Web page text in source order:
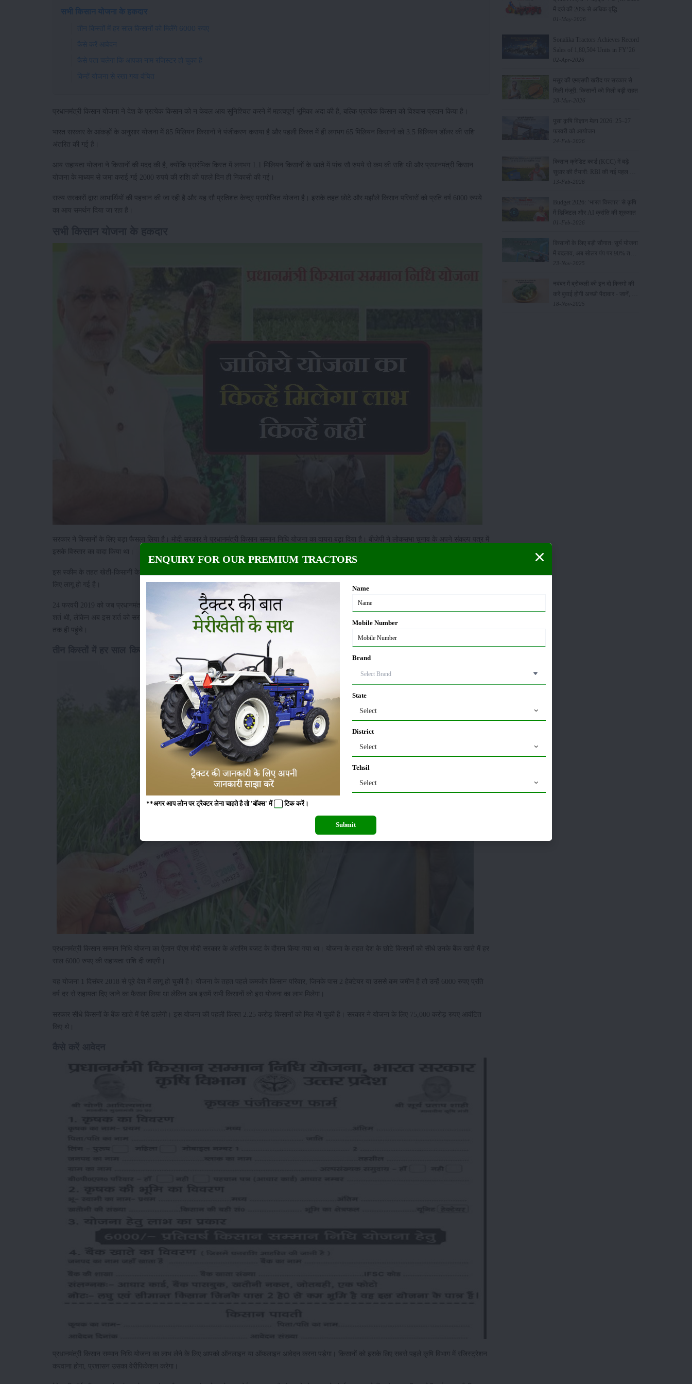
सभी किसान योजना के हकदार
तीन किस्तों में हर साल किसानों को मिलेंगे 6000 रुपए
कैसे करें आवेदन
कैसे पता चलेगा कि आपका नाम रजिस्टर हो चुका है
किन्हें योजना से रखा गया वंचित
प्रधानमंत्री किसान योजना ने देश के प्रत्येक किसान को न केवल आय सुनिश्चित करने में महत्वपूर्ण भूमिका अदा की है, बल्कि प्रत्येक किसान को विश्वास प्रदान किया है।
भारत सरकार के आंकड़ों के अनुसार योजना में 85 मिलियन किसानों ने पंजीकरण कराया है और पहली किस्त में ही लगभग 65 मिलियन किसानों को 3.5 बिलियन डॉलर की राशि
अंतरित की गई है।
आय सहायता योजना ने किसानों की मदद की है, क्योंकि प्रारंभिक किस्त में लगभग 1.1 मिलियन किसानों के खाते में पांच सौ रुपये से कम की राशि थी और प्रधानमंत्री किसान
योजना के माध्यम से जमा कराई गई 2000 रुपये की राशि की पहले दिन ही निकासी की गई।
राज्य सरकारों द्वारा लाभार्थियों की पहचान की जा रही है और यह सौ प्रतिशत केन्द्र प्रायोजित योजना है। इसके तहत छोटे और मझौले किसान परिवारों को प्रति वर्ष 6000 रुपये
का आय समर्थन दिया जा रहा है।
सरकार ने किसानों के लिए बड़ा फैसला लिया है। मोदी सरकार ने प्रधानमंत्री किसान सम्मान निधि योजना का दायरा बढ़ा दिया है। बीजेपी ने लोकसभा चुनाव के अपने संकल्प पत्र में
इसके विस्तार का वादा किया था।
इस स्कीम के तहत खेती-किसानी के लिए सालाना 6000 रुपए तीन किस्तों में मिल रहे हैं। प्रधानमंत्री किसान सम्मान निधि स्कीम अब देश के सभी 14.5 करोड़ किसान परिवारों के
लिए लागू हो गई है।
24 फरवरी 2019 को जब प्रधानमंत्री ने इसकी शुरुआत की थी तब सिर्फ यह सिर्फ 12 करोड़ किसानों के लिए ही थी, क्योंकि इस पर 2 हेक्टेयर यानी 5 एकड़ तक जमीन होने की
शर्त थी, लेकिन अब इस शर्त को सरकार ने हटा दिया है और अब सभी किसान इस योजना का लाभ उठा सकते हैं। फिर भी कुछ शर्तें लागू रहेंगी, ताकि इसका लाभ असली किसानों
तक ही पहुंचे।
प्रधानमंत्री किसान सम्मान निधि योजना का ऐलान पीएम मोदी सरकार के अंतरिम बजट के दौरान किया गया था। योजना के तहत देश के छोटे किसानों को सीधे उनके बैंक खाते में हर
साल 6000 रुपए की सहायता राशि दी जाएगी।
यह योजना 1 दिसंबर 2018 से पूरे देश में लागू हो चुकी है। योजना के तहत पहले कमजोर किसान परिवार, जिनके पास 2 हेक्टेयर या उससे कम जमीन है तो उन्हें 6000 रुपए प्रति
वर्ष दर से सहायता दिए जाने का फैसला लिया था लेकिन अब इसमें सभी किसानों को इस योजना का लाभ मिलेगा।
सरकार सीधे किसनों के बैंक खाते में पैसे डालेगी। इस योजना की पहली किस्त 2.25 करोड़ किसानों को मिल भी चुकी है। सरकार ने योजना के लिए 75,000 करोड़ रुपए आवंटित
किए थे।
प्रधानमंत्री किसान सम्मान निधि योजना का लाभ लेने के लिए आपको ऑनलाइन या ऑफलाइन आवेदन करना पड़ेगा। किसानों को इसके लिए सबसे पहले कृषि विभाग में रजिस्ट्रेशन
करवाना होगा, प्रशासन उसका वेरीफिकेशन करेगा।
में दर्ज की 20% से अधिक वृद्धि
01-May-2026
Sonalika Tractors Achieves Record
Sales of 1,80,504 Units in FY’26
02-Apr-2026
मसूर की एमएसपी खरीद पर सरकार से
मिली मंजूरी: किसानों को मिली बड़ी राहत
28-Mar-2026
पूसा कृषि विज्ञान मेला 2026: 25–27
फरवरी को आयोजन
24-Feb-2026
किसान क्रेडिट कार्ड (KCC) में बड़े
सुधार की तैयारी: RBI की नई पहल से
किसानों को मिलेगा फायदा
13-Feb-2026
Budget 2026: ‘भारत विस्तार’ से कृषि
में डिजिटल और AI क्रांति की शुरुआत
01-Feb-2026
किसानों के लिए बड़ी सौगात: सूर्य योजना
में बदलाव, अब सोलर पंप पर 90% तक
सब्सिडी!
23-Nov-2025
नवंबर में ब्रोकली की इन दो किस्मो की
करें बुवाई होगी अच्छी पैदावार - जानें, पूरी
जानकारी
18-Nov-2025
ENQUIRY FOR OUR PREMIUM TRACTORS
Name
Mobile Number
Brand
State
Select
District
Select
Tehsil
Select
**अगर आप लोन पर ट्रैक्टर लेना चाहते है तो 'बॉक्स' में टिककरें।
Submit